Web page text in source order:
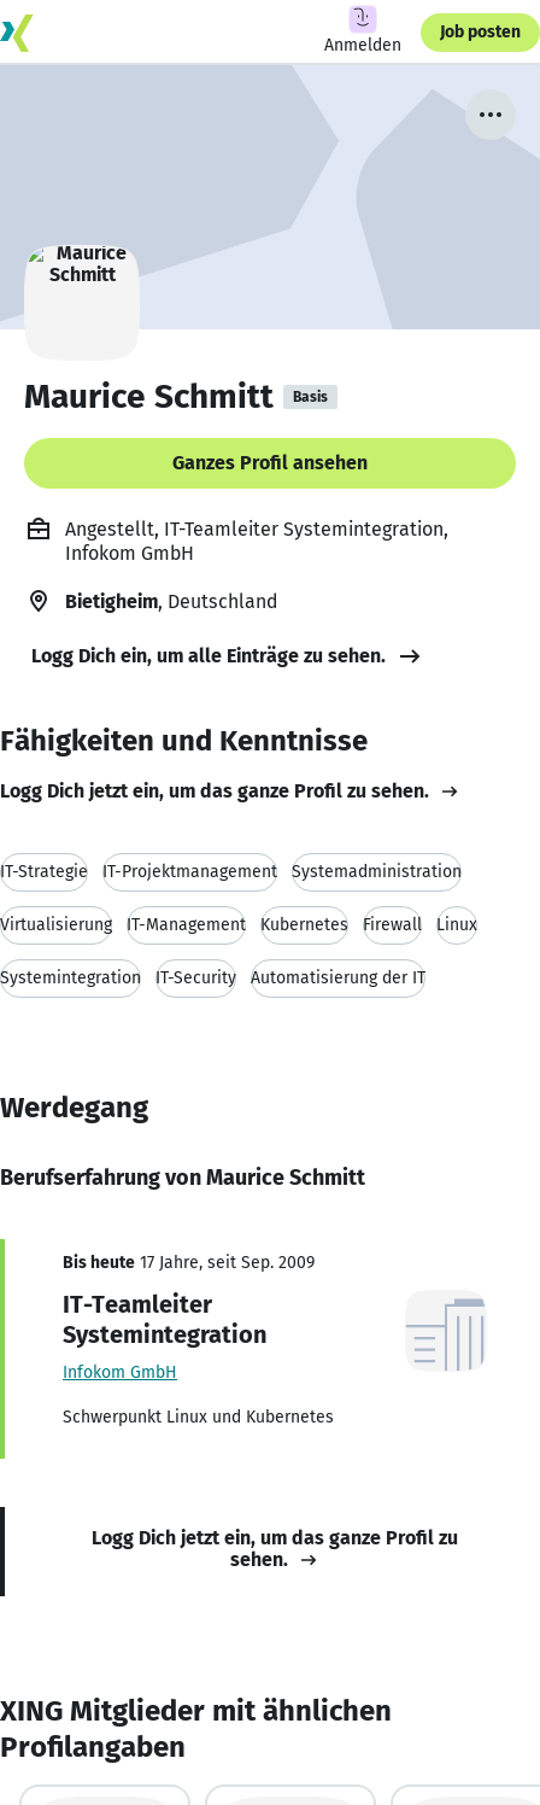
Anmelden
Job posten
Maurice Schmitt Basis
Ganzes Profil ansehen
Angestellt, IT-Teamleiter Systemintegration,
Infokom GmbH
Bietigheim, Deutschland
Logg Dich ein, um alle Einträge zu sehen.
Fähigkeiten und Kenntnisse
Logg Dich jetzt ein, um das ganze Profil zu sehen.
IT-Strategie IT-Projektmanagement Systemadministration
Virtualisierung IT-Management Kubernetes Firewall Linux
Systemintegration IT-Security Automatisierung der IT
Werdegang
Berufserfahrung von Maurice Schmitt
Bis heute 17 Jahre, seit Sep. 2009
IT-Teamleiter
Systemintegration
Infokom GmbH
Schwerpunkt Linux und Kubernetes
Logg Dich jetzt ein, um das ganze Profil zu
sehen.
XING Mitglieder mit ähnlichen
Profilangaben